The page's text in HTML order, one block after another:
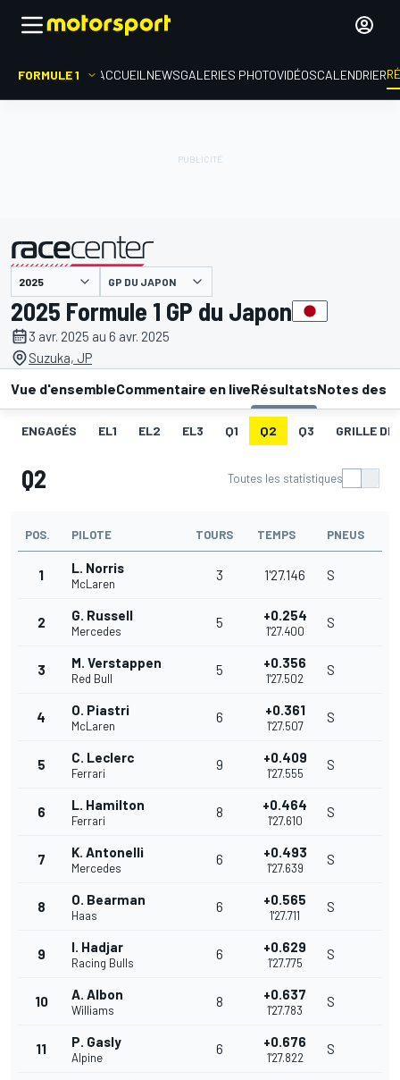
FORMULE 1 ACCUEIL NEWSGALERIES PHOTOVIDÉOSCALENDRIER
présenté par GP DU JAPON
2025 Formule 1 GP du Japon
3 avr. 2025 au 6 avr. 2025
Suzuka, JP
Vue d'ensembleCommentaire en liveRésultatsNotes des
ENGAGÉS EL1 EL2 EL3 Q1 Q2 Q3 GRILLE DE
Q2 Toutes les statistiques
POS. PILOTE TOURS TEMPS PNEUS
1 L. Norris
McLaren
3 1'27.146 S
2 G. Russell
Mercedes
5 +0.254
1'27.400
S
3 M. Verstappen
Red Bull
5 +0.356
1'27.502
S
4 O. Piastri
McLaren
6 +0.361
1'27.507
S
5 C. Leclerc
Ferrari
9 +0.409
1'27.555
S
6 L. Hamilton
Ferrari
8 +0.464
1'27.610
S
7 K. Antonelli
Mercedes
6 +0.493
1'27.639
S
8 O. Bearman
Haas
6 +0.565
1'27.711
S
9 I. Hadjar
Racing Bulls
6 +0.629
1'27.775
S
10 A. Albon
Williams
8 +0.637
1'27.783
S
11 P. Gasly
Alpine
6 +0.676
1'27.822
S